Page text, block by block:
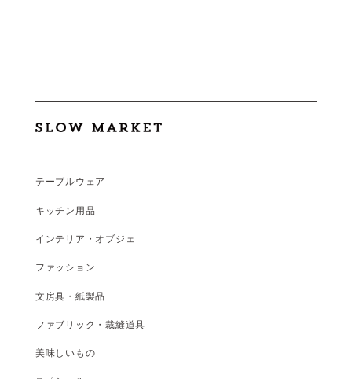
テーブルウェア
キッチン用品
インテリア・オブジェ
ファッション
文房具・紙製品
ファブリック・裁縫道具
美味しいもの